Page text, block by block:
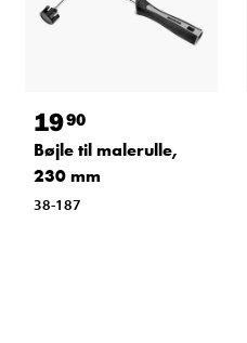
1990
Bøjle til malerulle,
230 mm
38-187